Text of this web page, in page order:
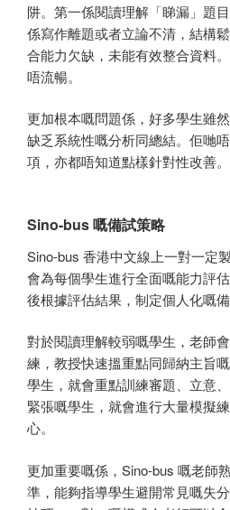
阱。第一係閱讀理解「睇漏」題
係寫作離題或者立論不清，結構
合能力欠缺，未能有效整合資料
唔流暢。
更加根本嘅問題係，好多學生雖
缺乏系統性嘅分析同總結。佢哋
項，亦都唔知道點樣針對性改善。
Sino-bus 嘅備試策略
Sino-bus 香港中文線上一對一定
會為每個學生進行全面嘅能力評
後根據評估結果，制定個人化嘅備
對於閱讀理解較弱嘅學生，老師
練，教授快速搵重點同歸納主旨
學生，就會重點訓練審題、立意
緊張嘅學生，就會進行大量模擬
心。
更加重要嘅係，Sino-bus 嘅老師
準，能夠指導學生避開常見嘅失